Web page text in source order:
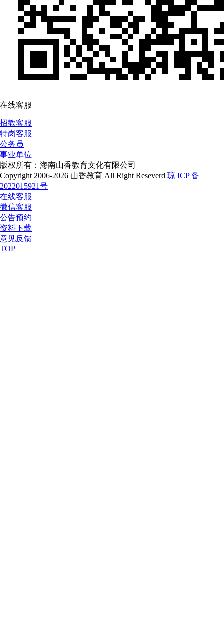
在线客服
招教客服
特岗客服
公务员
事业单位
版权所有：海南山香教育文化有限公司
Copyright 2006-2026 山香教育 All Right Reseverd 琼 ICP 备
2022015921号
在线客服
微信客服
公告预约
资料下载
意见反馈
TOP